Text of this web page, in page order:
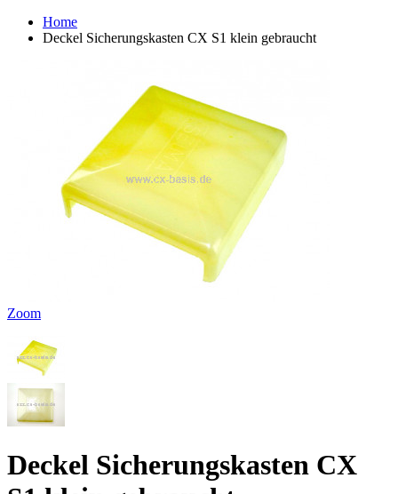
Home
Deckel Sicherungskasten CX S1 klein gebraucht
Zoom
Deckel Sicherungskasten CX